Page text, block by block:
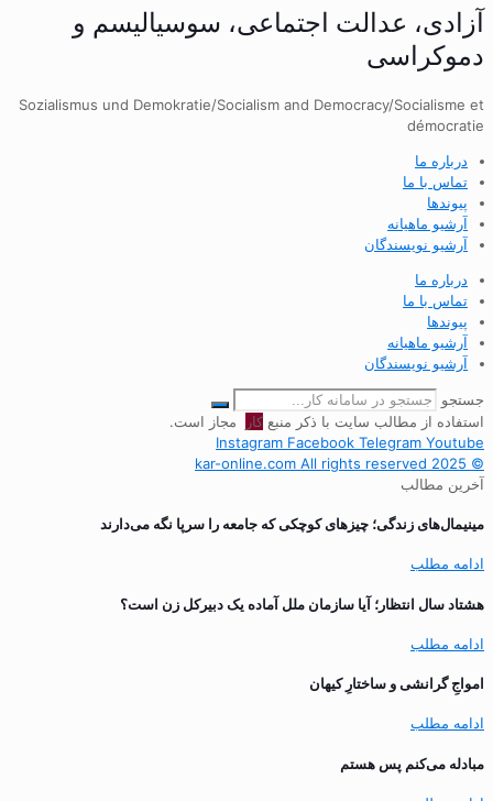
آزادی، عدالت اجتماعی، سوسیالیسم و
دموکراسی
Sozialismus und Demokratie/Socialism and Democracy/Socialisme et
démocratie
درباره ما
تماس با ما
پیوندها
آرشیو ماهیانه
آرشیو نویسندگان
درباره ما
تماس با ما
پیوندها
آرشیو ماهیانه
آرشیو نویسندگان
جستجو
استفاده از مطالب سایت با ذکر منبعکار
مجاز است.
Instagram Facebook Telegram Youtube
© 2025 kar-online.com All rights reserved
آخرین مطالب
مینیمال‌های زندگی؛ چیزهای کوچکی که جامعه را سرپا نگه می‌دارند
ادامه مطلب
هشتاد سال انتظار؛ آیا سازمان ملل آماده یک دبیرکل زن است؟
ادامه مطلب
‌امواجِ گرانشی و ساختارِ کیهان
ادامه مطلب
مبادله می‌کنم پس هستم